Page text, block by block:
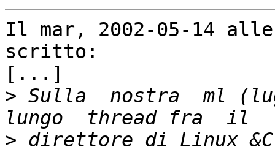
Il mar, 2002-05-14
scritto:
[...]
> Sulla  nostra  ml
> direttore di Linux